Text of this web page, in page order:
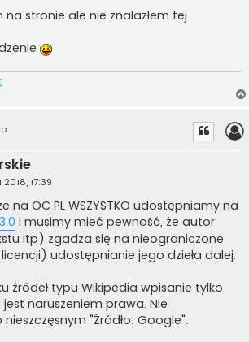
na stronie ale nie znalazłem tej
17:39
na OC PL WSZYSTKO udostępniamy na
i musimy mieć pewność, że autor
itp) zgadza się na nieograniczone
udostępnianie jego dzieła dalej.
źródeł typu Wikipedia wpisanie tylko
jest naruszeniem prawa. Nie
"Źródło: Google".